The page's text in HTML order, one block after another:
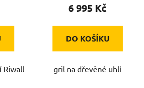
Riwall
6 995 Kč
DO KOŠÍKU
gril na dřevěné uhlí